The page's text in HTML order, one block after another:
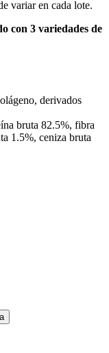
variar en cada lote.
con 3 variedades de
derivados
bruta 82.5%, fibra
1.5%, ceniza bruta